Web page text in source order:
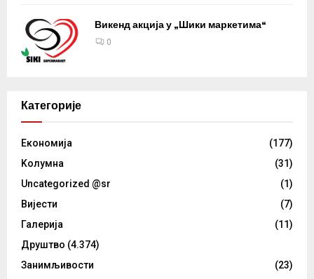
Викенд акција у „Шики маркетима“
0
Категорије
Eкономија
(177)
Kолумнa
(31)
Uncategorized @sr
(1)
Вијести
(7)
Галерија
(11)
Друштво (4.374)
Занимљивости
(23)